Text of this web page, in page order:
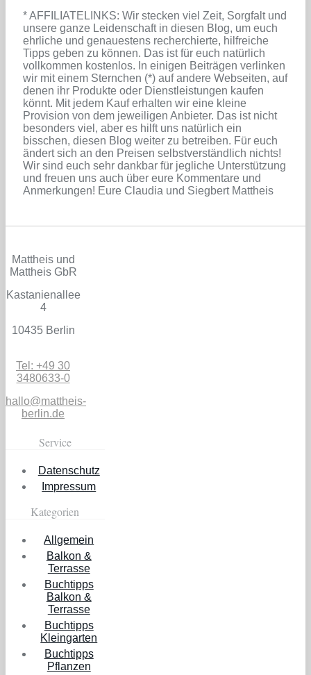
* AFFILIATELINKS: Wir stecken viel Zeit, Sorgfalt und
unsere ganze Leidenschaft in diesen Blog, um euch
ehrliche und genauestens recherchierte, hilfreiche
Tipps geben zu können. Das ist für euch natürlich
vollkommen kostenlos. In einigen Beiträgen verlinken
wir mit einem Sternchen (*) auf andere Webseiten, auf
denen ihr Produkte oder Dienstleistungen kaufen
könnt. Mit jedem Kauf erhalten wir eine kleine
Provision von dem jeweiligen Anbieter. Das ist nicht
besonders viel, aber es hilft uns natürlich ein
bisschen, diesen Blog weiter zu betreiben. Für euch
ändert sich an den Preisen selbstverständlich nichts!
Wir sind euch sehr dankbar für jegliche Unterstützung
und freuen uns auch über eure Kommentare und
Anmerkungen! Eure Claudia und Siegbert Mattheis
Mattheis und
Mattheis GbR
Kastanienallee
4
10435 Berlin
Tel: +49 30
3480633-0
hallo@mattheis-
berlin.de
Service
Datenschutz
Impressum
Kategorien
Allgemein
Balkon &
Terrasse
Buchtipps
Balkon &
Terrasse
Buchtipps
Kleingarten
Buchtipps
Pflanzen